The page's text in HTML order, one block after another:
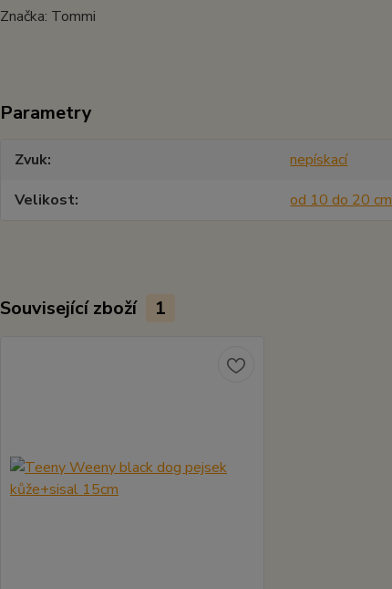
Značka: Tommi
Parametry
Zvuk
nepískací
Velikost
od 10 do 20 cm
Související zboží 1